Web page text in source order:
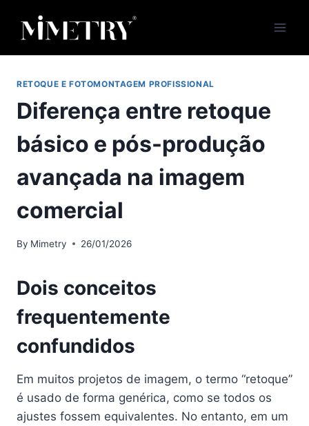
RETOQUE E FOTOMONTAGEM PROFISSIONAL
Diferença entre retoque
básico e pós-produção
avançada na imagem
comercial
By Mimetry 26/01/2026
Dois conceitos
frequentemente
confundidos
Em muitos projetos de imagem, o termo “retoque”
é usado de forma genérica, como se todos os
ajustes fossem equivalentes. No entanto, em um